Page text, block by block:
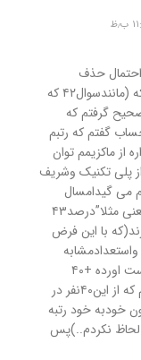
حذف
شدنشون هست رونزده ام ونیز سوالاتی که (مانندسوال۴۲ که
صحیح گرفتم که
گفتم که رتبم
از ماکزیمم توان
برند فرض می کنیم۴۰ نفر از پلی تکنیک وشریف
هم می گیدامسال
حدود۱۵ درصد تخصصی پایینتر می زنندیعنی مثلا”درصد۴۳
دارند(که با این فرض
(که ساده تر هم بود)تقریبا” رتبه۷۵ رو بدست اورده +۴۰
نفر=۱۱۵ (به این مسئله هم باید توجه کنیم که از این۴۰نفر در
نیز حداقل۲۰ نفرشون خودبه خود رتبه
لحاظ نکردم..)پس